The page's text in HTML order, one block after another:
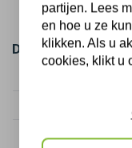
Netto kosten
Dakisolatie (50
Subsidie (2
Netto kosten
partijen. Lees
en hoe u ze
klikken. Als u
cookies, klikt u